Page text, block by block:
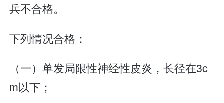
兵不合格。
下列情况合格：
（一）单发局限性神经性皮炎，长径在3c
m以下；